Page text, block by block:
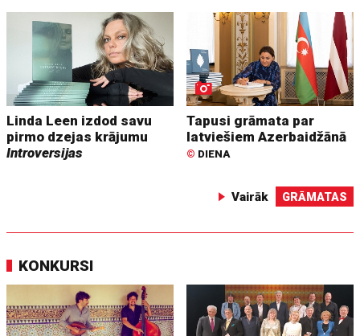
Linda Leen izdod savu
pirmo dzejas krājumu
Introversijas
Tapusi grāmata par
latviešiem Azerbaidžānā
© DIENA
Vairāk GRĀMATAS
KONKURSI